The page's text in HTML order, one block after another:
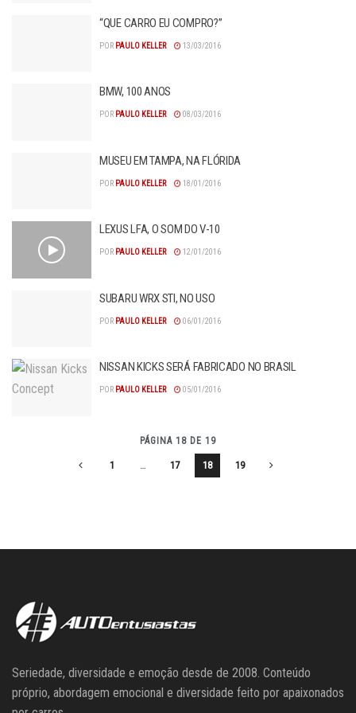
“QUE CARRO EU COMPRO?”
POR PAULO KELLER 13/03/2016
BMW, 100 ANOS
POR PAULO KELLER 08/03/2016
MUSEU EM TAMPA, NA FLÓRIDA
POR PAULO KELLER 18/01/2016
LEXUS LFA, O SOM DO V-10
POR PAULO KELLER 12/01/2016
SUBARU WRX STI, NO USO
POR PAULO KELLER 06/01/2016
NISSAN KICKS SERÁ FABRICADO NO BRASIL
POR PAULO KELLER 05/01/2016
PÁGINA 18 DE 19
1 17 18 19
Seriedade, diversidade e emoção desde de 2008. Conteúdo
próprio, abordagem emocional e diversidade feito por apaixonados